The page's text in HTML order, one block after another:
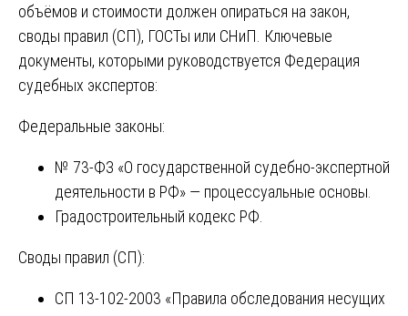
объёмов и стоимости должен опираться на закон,
своды правил (СП), ГОСТы или СНиП. Ключевые
документы, которыми руководствуется Федерация
судебных экспертов:
Федеральные законы:
№ 73-ФЗ «О государственной судебно-экспертной
деятельности в РФ» — процессуальные основы.
Градостроительный кодекс РФ.
Своды правил (СП):
СП 13-102-2003 «Правила обследования несущих